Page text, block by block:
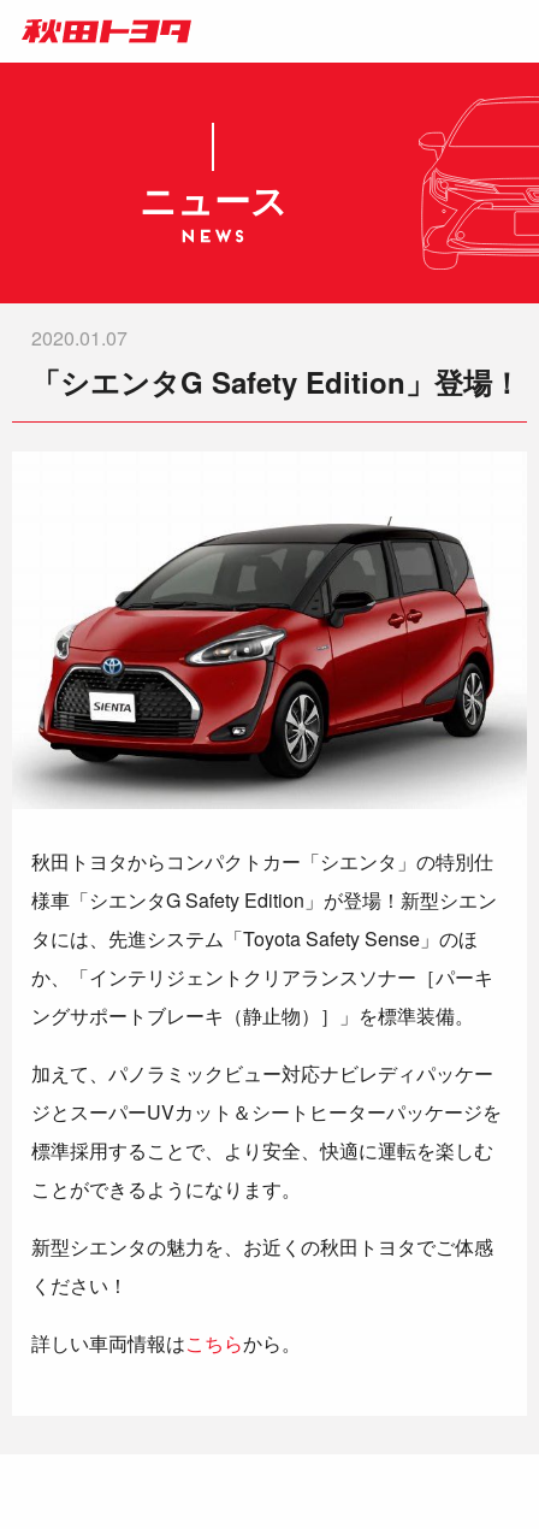
ニュース
2020.01.07
「シエンタG Safety Edition」登場！
秋田トヨタからコンパクトカー「シエンタ」の特別仕
様車「シエンタG Safety Edition」が登場！新型シエン
タには、先進システム「Toyota Safety Sense」のほ
か、「インテリジェントクリアランスソナー［パーキ
ングサポートブレーキ（静止物）］」を標準装備。
加えて、パノラミックビュー対応ナビレディパッケー
ジとスーパーUVカット＆シートヒーターパッケージを
標準採用することで、より安全、快適に運転を楽しむ
ことができるようになります。
新型シエンタの魅力を、お近くの秋田トヨタでご体感
ください！
詳しい車両情報はこちらから。